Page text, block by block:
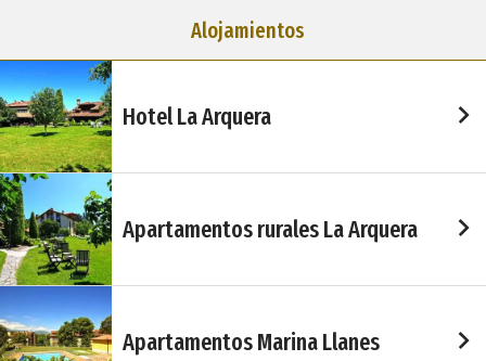
Alojamientos
Hotel La Arquera
Apartamentos rurales La Arquera
Apartamentos Marina Llanes